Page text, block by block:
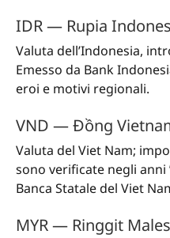
IDR — Rupia
Valuta dell’Indonesia,
Emesso da Bank
eroi e motivi regionali.
VND — Đồng
Valuta del Viet Nam;
sono verificate negli anni
Banca Statale del Viet
MYR — Ringgit